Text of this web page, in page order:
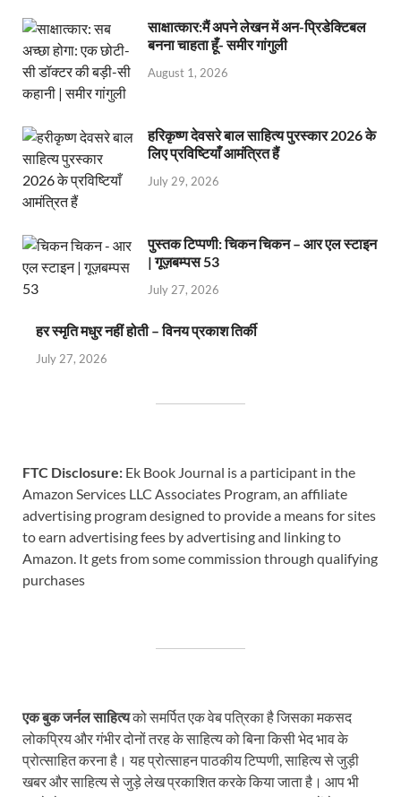
साक्षात्कार:मैं अपने लेखन में अन-प्रिडेक्टिबल
बनना चाहता हूँ- समीर गांगुली
August 1, 2026
हरिकृष्ण देवसरे बाल साहित्य पुरस्कार 2026 के
लिए प्रविष्टियाँ आमंत्रित हैं
July 29, 2026
पुस्तक टिप्पणी: चिकन चिकन – आर एल स्टाइन
| गूज़बम्पस 53
July 27, 2026
हर स्मृति मधुर नहीं होती – विनय प्रकाश तिर्की
July 27, 2026
FTC Disclosure: Ek Book Journal is a participant in the
Amazon Services LLC Associates Program, an affiliate
advertising program designed to provide a means for sites
to earn advertising fees by advertising and linking to
Amazon. It gets from some commission through qualifying
purchases
एक बुक जर्नल साहित्यको समर्पित एक वेब पत्रिका है जिसका मकसद
लोकप्रिय और गंभीर दोनों तरह के साहित्य को बिना किसी भेद भाव के
प्रोत्साहित करना है। यह प्रोत्साहन पाठकीय टिप्पणी, साहित्य से जुड़ी
खबर और साहित्य से जुड़े लेख प्रकाशित करके किया जाता है। आप भी